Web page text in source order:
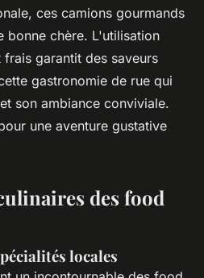
ces camions gourmands
bonne chère. L'utilisation
garantit des saveurs
gastronomie de rue qui
son ambiance conviviale.
une aventure gustative
des food
locales